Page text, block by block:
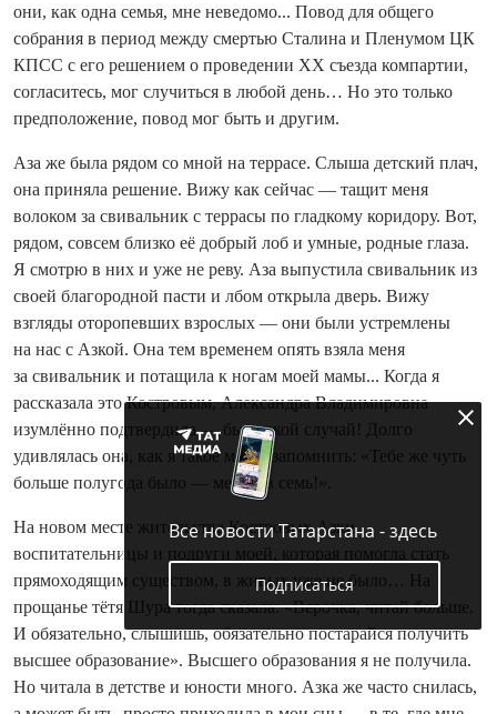
они, как одна семья, мне неведомо... Повод для общего
собрания в период между смертью Сталина и Пленумом ЦК
КПСС с его решением о проведении ХХ съезда компартии,
согласитесь, мог случиться в любой день… Но это только
предположение, повод мог быть и другим.
Аза же была рядом со мной на террасе. Слыша детский плач,
она приняла решение. Вижу как сейчас — тащит меня
волоком за свивальник с террасы по гладкому коридору. Вот,
рядом, совсем близко её добрый лоб и умные, родные глаза.
Я смотрю в них и уже не реву. Аза выпустила свивальник из
своей благородной пасти и лбом открыла дверь. Вижу
взгляды оторопевших взрослых — они были устремлены
на нас с Азкой. Она тем временем опять взяла меня
за свивальник и потащила к ногам моей мамы... Когда я
рассказала это Костровым, Александра Владимировна
изумлённо подтвердила — был такой случай! Долго
удивлялась она, как я такое могла запомнить: «Тебе же чуть
больше полугода было — месяцев семь!».
На новом месте жительства Костровых Азки,
воспитательницы и подруги моей, которая помогла стать
прямоходящим существом, в живых уже не было… На
прощанье тётя Шура тогда сказала: «Верочка, читай больше.
И обязательно, слышишь, обязательно постарайся получить
высшее образование». Высшего образования я не получила.
Но читала в детстве и юности много. Азка же часто снилась,
Все новости Татарстана - здесь
Подписаться